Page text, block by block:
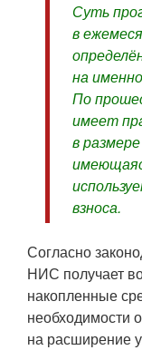
Суть
в
на
По
имеет
в
взноса.
Согласно
НИС получает
накопленные
необходимости
на расширение